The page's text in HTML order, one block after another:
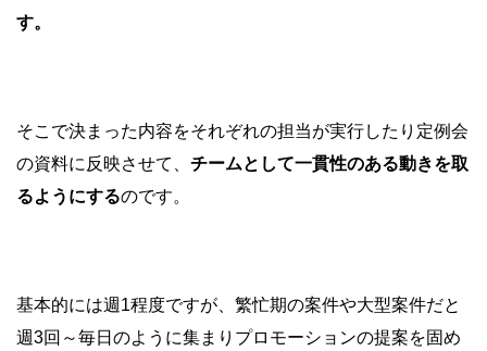
す。
そこで決まった内容をそれぞれの担当が実行したり定例会
の資料に反映させて、 チームとして一貫性のある動きを取
るようにするのです。
基本的には週1程度ですが、繁忙期の案件や大型案件だと
週3回～毎日のように集まりプロモーションの提案を固め